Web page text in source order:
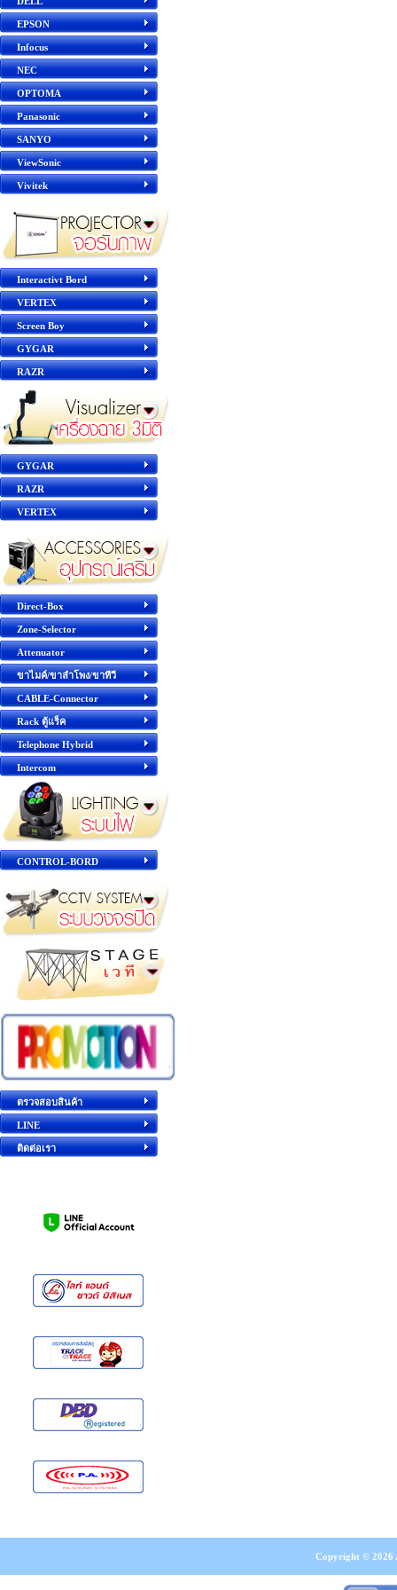
EPSON
Infocus
NEC
OPTOMA
Panasonic
SANYO
ViewSonic
Vivitek
Interactivt Bord
VERTEX
Screen Boy
GYGAR
RAZR
GYGAR
RAZR
VERTEX
Direct-Box
Zone-Selector
Attenuator
ขาไมค์/ขาลำโพง/ขาทีวี
CABLE-Connector
Rack ตู้แร็ค
Telephone Hybrid
Intercom
CONTROL-BORD
ตรวจสอบสินค้า
LINE
ติดต่อเรา
Copyright © 2026